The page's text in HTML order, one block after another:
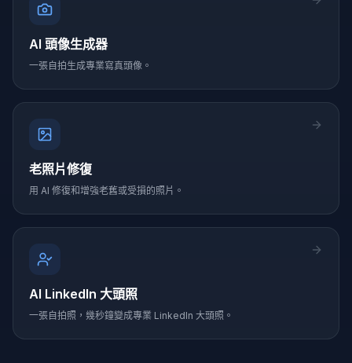
AI 頭像生成器
一張自拍生成專業寫真頭像。
老照片修復
用 AI 修復和增強老舊或受損的照片。
AI LinkedIn 大頭照
一張自拍照，幾秒鐘變成專業 LinkedIn 大頭照。